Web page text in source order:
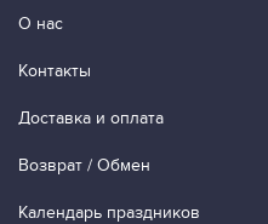
О нас
Контакты
Доставка и оплата
Возврат / Обмен
Календарь праздников